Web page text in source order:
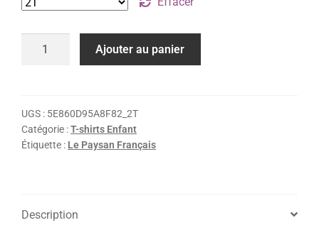
Ajouter au panier
UGS : 5E860D95A8F82_2T
Catégorie :T-shirts Enfant
Étiquette : Le Paysan Français
Description